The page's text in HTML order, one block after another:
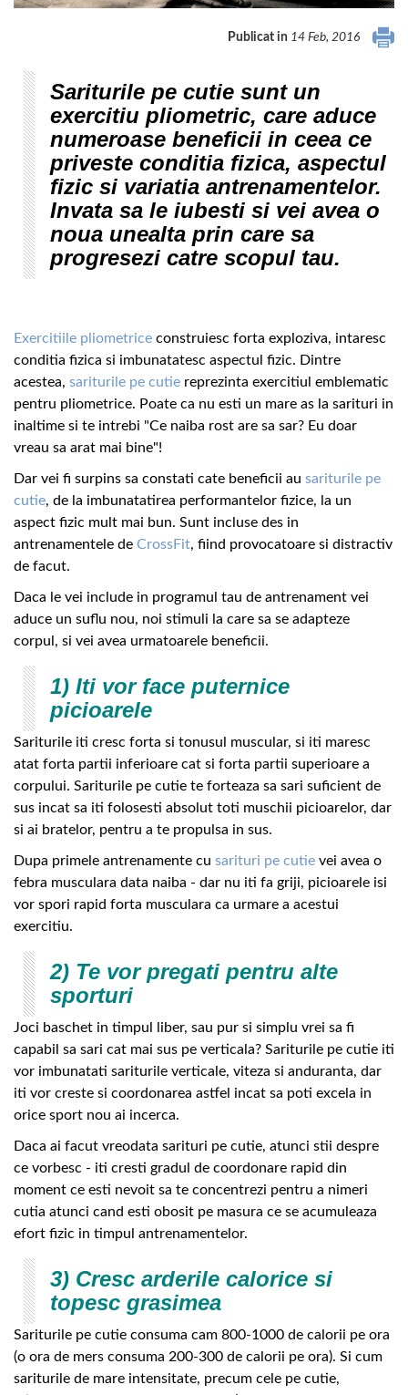
Publicat in 14 Feb, 2016
Sariturile pe cutie sunt un
exercitiu pliometric, care aduce
numeroase beneficii in ceea ce
priveste conditia fizica, aspectul
fizic si variatia antrenamentelor.
Invata sa le iubesti si vei avea o
noua unealta prin care sa
progresezi catre scopul tau.
Exercitiile pliometrice construiesc forta exploziva, intaresc
conditia fizica si imbunatatesc aspectul fizic. Dintre
acestea, sariturile pe cutie reprezinta exercitiul emblematic
pentru pliometrice. Poate ca nu esti un mare as la sarituri in
inaltime si te intrebi "Ce naiba rost are sa sar? Eu doar
vreau sa arat mai bine"!
Dar vei fi surpins sa constati cate beneficii au sariturile pe
cutie, de la imbunatatirea performantelor fizice, la un
aspect fizic mult mai bun. Sunt incluse des in
antrenamentele de CrossFit, fiind provocatoare si distractiv
de facut.
Daca le vei include in programul tau de antrenament vei
aduce un suflu nou, noi stimuli la care sa se adapteze
corpul, si vei avea urmatoarele beneficii.
1) Iti vor face puternice
picioarele
Sariturile iti cresc forta si tonusul muscular, si iti maresc
atat forta partii inferioare cat si forta partii superioare a
corpului. Sariturile pe cutie te forteaza sa sari suficient de
sus incat sa iti folosesti absolut toti muschii picioarelor, dar
si ai bratelor, pentru a te propulsa in sus.
Dupa primele antrenamente cu sarituri pe cutie vei avea o
febra musculara data naiba - dar nu iti fa griji, picioarele isi
vor spori rapid forta musculara ca urmare a acestui
exercitiu.
2) Te vor pregati pentru alte
sporturi
Joci baschet in timpul liber, sau pur si simplu vrei sa fi
capabil sa sari cat mai sus pe verticala? Sariturile pe cutie iti
vor imbunatati sariturile verticale, viteza si anduranta, dar
iti vor creste si coordonarea astfel incat sa poti excela in
orice sport nou ai incerca.
Daca ai facut vreodata sarituri pe cutie, atunci stii despre
ce vorbesc - iti cresti gradul de coordonare rapid din
moment ce esti nevoit sa te concentrezi pentru a nimeri
cutia atunci cand esti obosit pe masura ce se acumuleaza
efort fizic in timpul antrenamentelor.
3) Cresc arderile calorice si
topesc grasimea
Sariturile pe cutie consuma cam 800-1000 de calorii pe ora
(o ora de mers consuma 200-300 de calorii pe ora). Si cum
sariturile de mare intensitate, precum cele pe cutie,